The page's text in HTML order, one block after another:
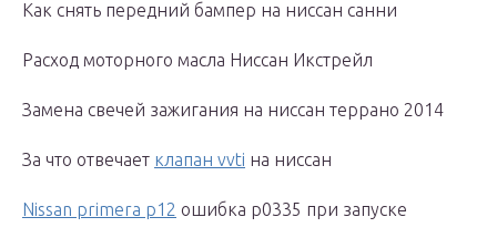
Как снять передний бампер на ниссан санни
Расход моторного масла Ниссан Икстрейл
Замена свечей зажигания на ниссан террано 2014
За что отвечает клапан vvti на ниссан
Nissan primera p12 ошибка p0335 при запуске